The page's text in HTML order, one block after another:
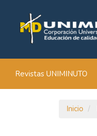
principal
Contenido
principal
Barra
lateral
Revistas UNIMINUTO
Inicio